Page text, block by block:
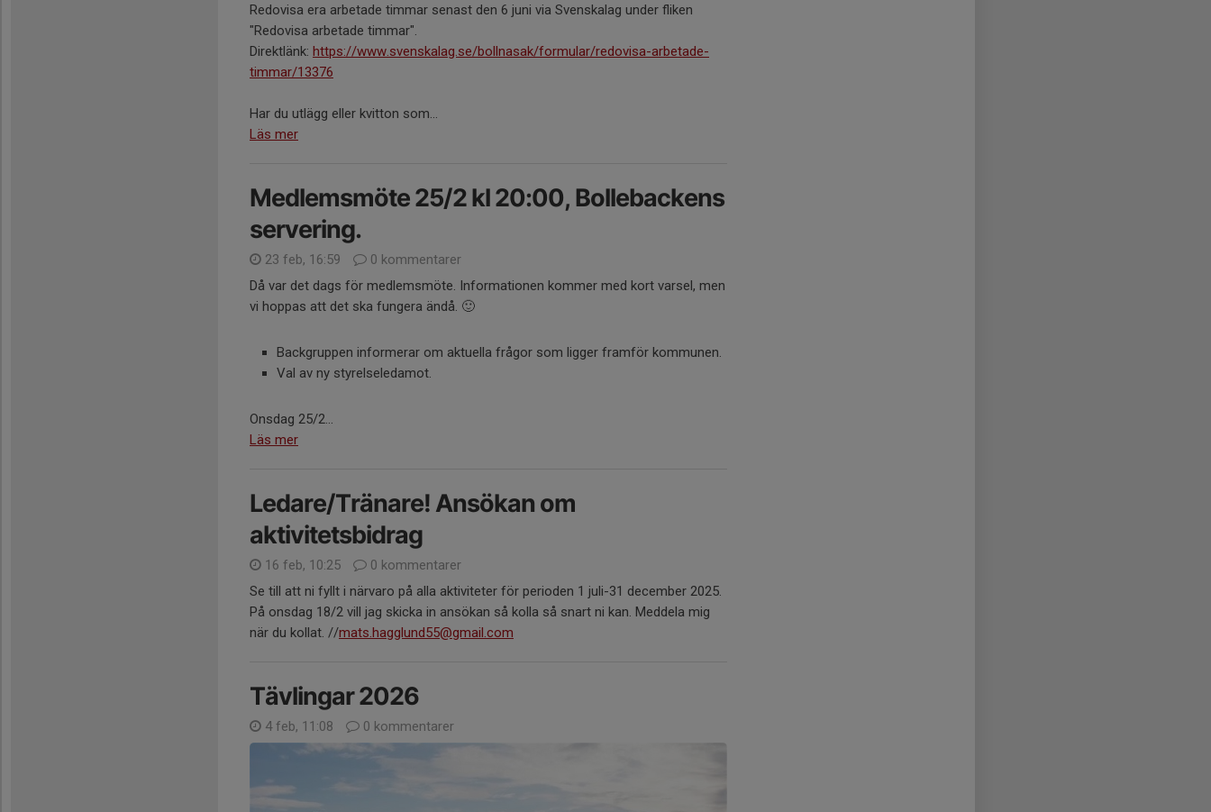
Redovisa era arbetade timmar senast den 6 juni via Svenskalag under fliken
"Redovisa arbetade timmar".
Direktlänk: https://www.svenskalag.se/bollnasak/formular/redovisa-arbetade-
timmar/13376
Har du utlägg eller kvitton som...
Läs mer
Medlemsmöte 25/2 kl 20:00, Bollebackens
servering.
23 feb, 16:59
0 kommentarer
Då var det dags för medlemsmöte. Informationen kommer med kort varsel, men
vi hoppas att det ska fungera ändå. 🙂
Backgruppen informerar om aktuella frågor som ligger framför kommunen.
Val av ny styrelseledamot.
Onsdag 25/2...
Läs mer
Ledare/Tränare! Ansökan om
aktivitetsbidrag
16 feb, 10:25
0 kommentarer
Se till att ni fyllt i närvaro på alla aktiviteter för perioden 1 juli-31 december 2025.
På onsdag 18/2 vill jag skicka in ansökan så kolla så snart ni kan. Meddela mig
när du kollat. //mats.hagglund55@gmail.com
Tävlingar 2026
4 feb, 11:08 0 kommentarer